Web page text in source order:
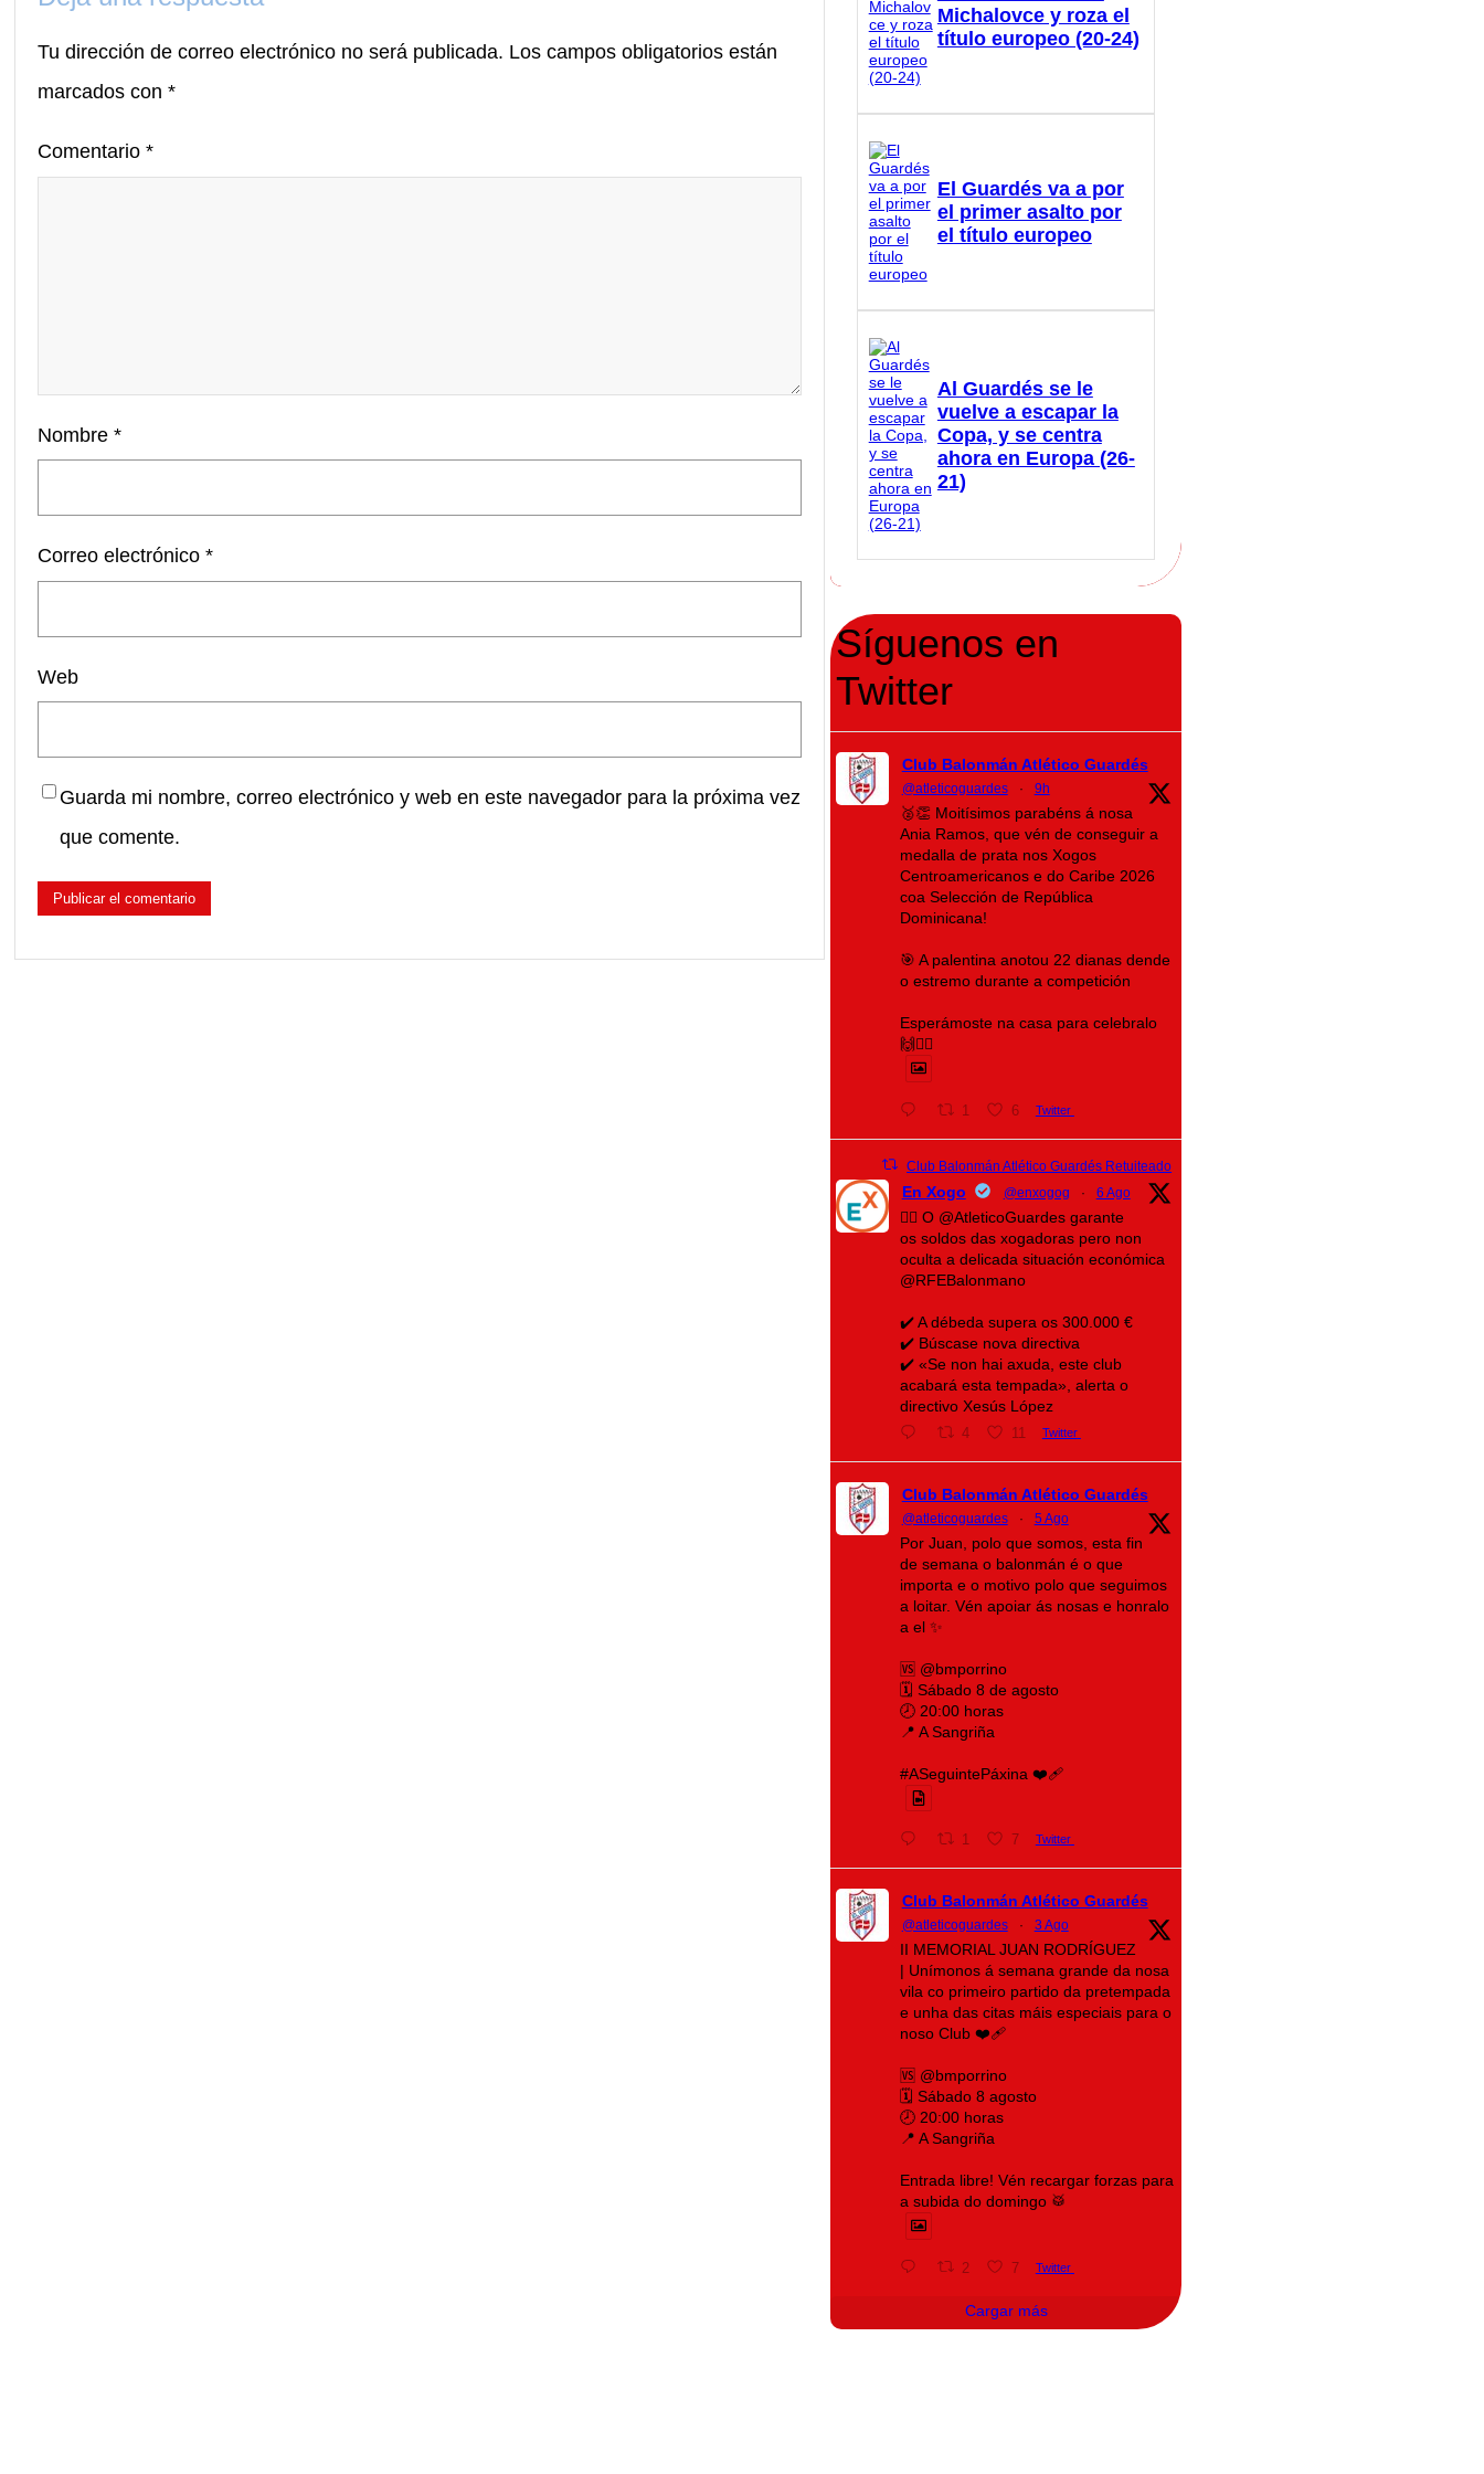
Tu dirección de correo electrónico no será publicada. Los campos obligatorios están
marcados con *
Comentario *
Nombre *
Correo electrónico *
Web
Guarda mi nombre, correo electrónico y web en este navegador para la próxima vez
que comente.
Michalovce y roza el
título europeo (20-24)
El Guardés va a por
el primer asalto por
el título europeo
Al Guardés se le
vuelve a escapar la
Copa, y se centra
ahora en Europa (26-
21)
Síguenos en
Twitter
Club Balonmán Atlético Guardés
@atleticoguardes · 9h
🥈👏 Moitísimos parabéns á nosa
Ania Ramos, que vén de conseguir a
medalla de prata nos Xogos
Centroamericanos e do Caribe 2026
coa Selección de República
Dominicana!
🎯 A palentina anotou 22 dianas dende
o estremo durante a competición
Esperámoste na casa para celebralo
🙌❤️‍🔥
1 6 Twitter
Club Balonmán Atlético Guardés Retuiteado
En Xogo @enxogog · 6 Ago
🤾‍♀️ O @AtleticoGuardes garante
os soldos das xogadoras pero non
oculta a delicada situación económica
@RFEBalonmano
✔️ A débeda supera os 300.000 €
✔️ Búscase nova directiva
✔️ «Se non hai axuda, este club
acabará esta tempada», alerta o
directivo Xesús López
4 11 Twitter
Club Balonmán Atlético Guardés
@atleticoguardes · 5 Ago
Por Juan, polo que somos, esta fin
de semana o balonmán é o que
importa e o motivo polo que seguimos
a loitar. Vén apoiar ás nosas e honralo
a el ✨
🆚 @bmporrino
🗓️ Sábado 8 de agosto
🕗 20:00 horas
📍 A Sangriña
#ASeguintePáxina ❤️‍🩹
1 7 Twitter
Club Balonmán Atlético Guardés
@atleticoguardes · 3 Ago
II MEMORIAL JUAN RODRÍGUEZ
| Unímonos á semana grande da nosa
vila co primeiro partido da pretempada
e unha das citas máis especiais para o
noso Club ❤️‍🩹
🆚 @bmporrino
🗓️ Sábado 8 agosto
🕗 20:00 horas
📍 A Sangriña
Entrada libre! Vén recargar forzas para
a subida do domingo 🥁
2 7 Twitter
Cargar más